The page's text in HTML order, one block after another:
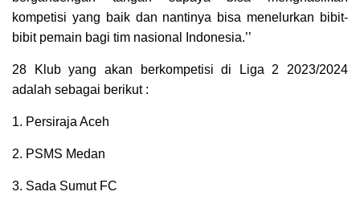
kompetisi yang baik dan nantinya bisa menelurkan bibit-
bibit pemain bagi tim nasional Indonesia.’’
28 Klub yang akan berkompetisi di Liga 2 2023/2024
adalah sebagai berikut :
1. Persiraja Aceh
2. PSMS Medan
3. Sada Sumut FC